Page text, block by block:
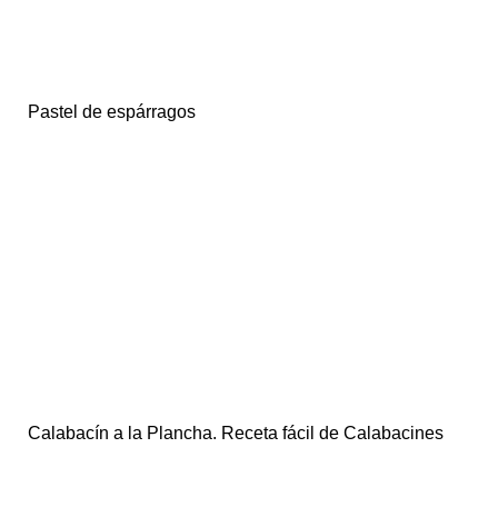
Pastel de espárragos
Calabacín a la Plancha. Receta fácil de Calabacines